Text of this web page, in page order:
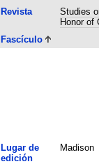
Revista
Studies
Honor of
Fascículo
Lugar de
edición
Madison